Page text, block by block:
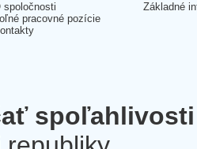
spoločnosti
pracovné pozície
Základné
spoľahlivosti